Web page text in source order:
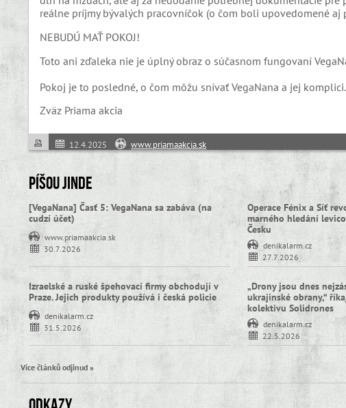
reálne príjmy bývalých pracovníčok (o čom boli upovedomené aj
NEBUDÚ MAŤ POKOJ!
Toto ani zďaleka nie je úplný obraz o súčasnom fungovaní
Pokoj je to posledné, o čom môžu snívať VegaNana a jej
Zväz Priama akcia
12.4.2025 www.priamaakcia.sk
Píšou jinde
[VegaNana] Časť 5: VegaNana sa zabáva (na
cudzí účet)
www.priamaakcia.sk
30.7.2026
Operace Fénix a Síť
marného hledání
Česku
denikalarm.cz
27.7.2026
Izraelské a ruské špehovací firmy obchodují v
Praze. Jejich produkty používá i česká policie
denikalarm.cz
31.5.2026
„Drony jsou dnes
ukrajinské obrany,“
kolektivu Solidrones
denikalarm.cz
22.5.2026
Více článků odjinud »